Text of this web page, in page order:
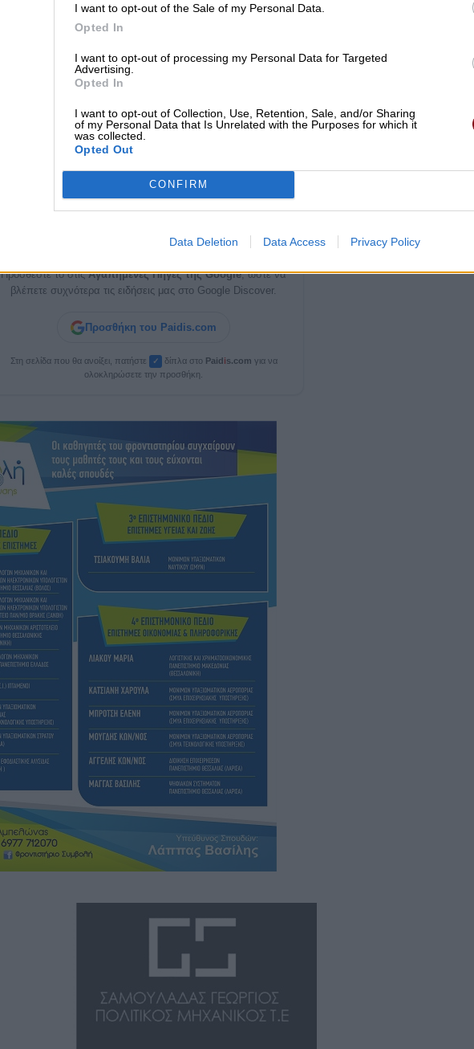
I want to opt-out of the Sale of my Personal Data.
Opted In
I want to opt-out of processing my Personal Data for Targeted
Advertising.
Opted In
I want to opt-out of Collection, Use, Retention, Sale, and/or Sharing
of my Personal Data that Is Unrelated with the Purposes for which it
was collected.
Opted Out
CONFIRM
Data Deletion Data Access Privacy Policy
Μη χάνετε καμία σημαντική είδηση του
s.com
Προσθέστε το στιςΑγαπημένες Πηγές της Google, ώστε να
βλέπετε συχνότερα τις ειδήσεις μας στο Google Discover.
Προσθήκη του Paidis.com
Στη σελίδα που θα ανοίξει, πατήστε ✓ δίπλα στο Paidis.com για να
ολοκληρώσετε την προσθήκη.